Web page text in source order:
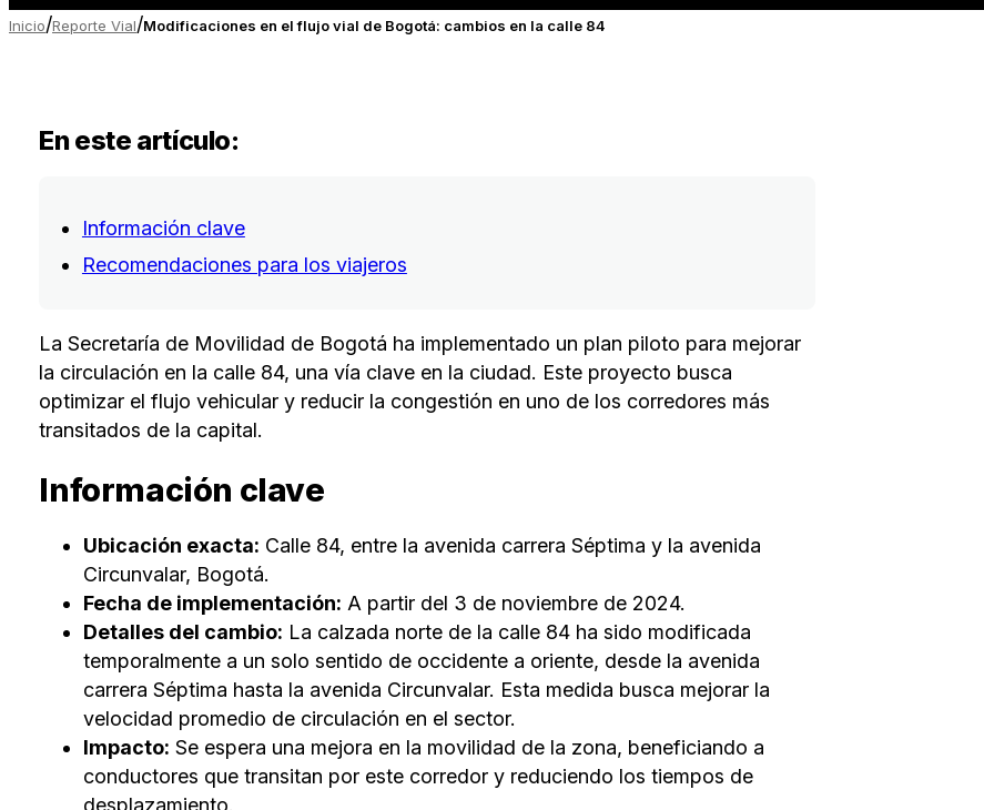
Inicio/Reporte Vial/Modificaciones en el flujo vial de Bogotá: cambios en la calle 84
En este artículo:
Información clave
Recomendaciones para los viajeros
La Secretaría de Movilidad de Bogotá ha implementado un plan piloto para mejorar
la circulación en la calle 84, una vía clave en la ciudad. Este proyecto busca
optimizar el flujo vehicular y reducir la congestión en uno de los corredores más
transitados de la capital.
Información clave
Ubicación exacta: Calle 84, entre la avenida carrera Séptima y la avenida
Circunvalar, Bogotá.
Fecha de implementación: A partir del 3 de noviembre de 2024.
Detalles del cambio: La calzada norte de la calle 84 ha sido modificada
temporalmente a un solo sentido de occidente a oriente, desde la avenida
carrera Séptima hasta la avenida Circunvalar. Esta medida busca mejorar la
velocidad promedio de circulación en el sector.
Impacto: Se espera una mejora en la movilidad de la zona, beneficiando a
conductores que transitan por este corredor y reduciendo los tiempos de
desplazamiento.